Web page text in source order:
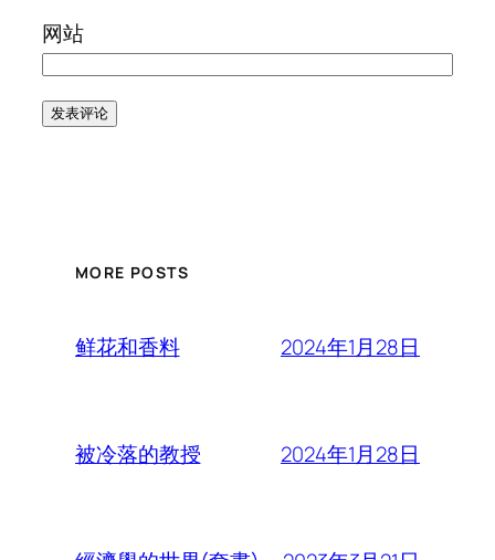
网站
MORE POSTS
鲜花和香料 2024年1月28日
被冷落的教授 2024年1月28日